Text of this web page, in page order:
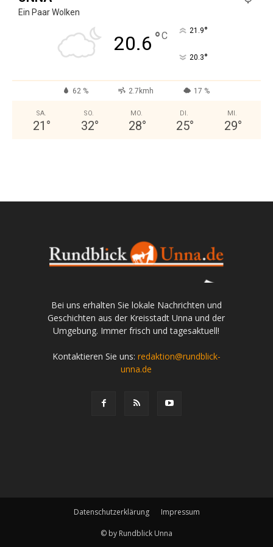
Ein Paar Wolken
20.6 °C 21.9°
20.3°
62 % 2.7kmh 17 %
SA.
21 °
SO.
32°
MO.
28°
DI.
25°
MI.
29°
Bei uns erhalten Sie lokale Nachrichten und
Geschichten aus der Kreisstadt Unna und der
Umgebung. Immer frisch und tagesaktuell!
Kontaktieren Sie uns: redaktion@rundblick-
unna.de
Datenschutzerklärung Impressum
© by Rundblick Unna